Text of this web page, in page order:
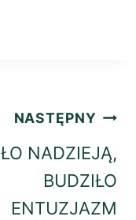
NASTĘPNY
NADZIEJĄ,
BUDZIŁO
ENTUZJAZM